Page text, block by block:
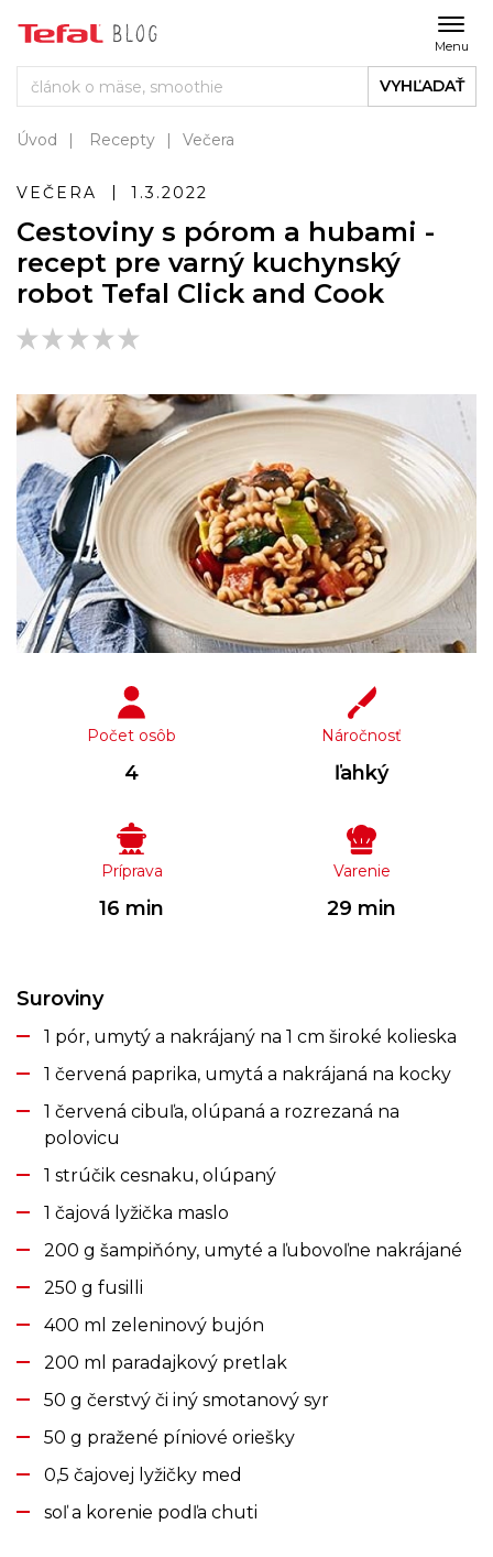
Menu
VYHĽADAŤ
Úvod Recepty Večera
VEČERA 1.3.2022
Cestoviny s pórom a hubami -
recept pre varný kuchynský
robot Tefal Click and Cook
Počet osôb
4
Náročnosť
ľahký
Príprava
16 min
Varenie
29 min
Suroviny
1 pór, umytý a nakrájaný na 1 cm široké kolieska
1 červená paprika, umytá a nakrájaná na kocky
1 červená cibuľa, olúpaná a rozrezaná na
polovicu
1 strúčik cesnaku, olúpaný
1 čajová lyžička maslo
200 g šampiňóny, umyté a ľubovoľne nakrájané
250 g fusilli
400 ml zeleninový bujón
200 ml paradajkový pretlak
50 g čerstvý či iný smotanový syr
50 g pražené píniové oriešky
0,5 čajovej lyžičky med
soľ a korenie podľa chuti